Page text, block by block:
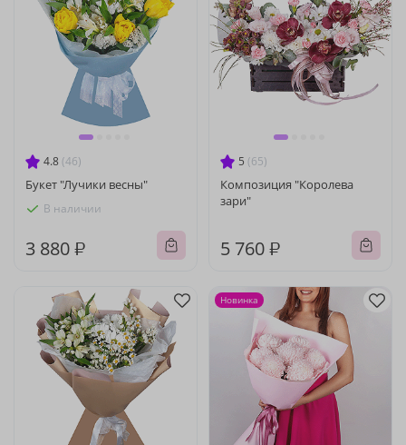
4.8 (46)
Букет "Лучики весны"
В наличии
3 880 ₽
5 (65)
Композиция "Королева
зари"
5 760 ₽
Новинка